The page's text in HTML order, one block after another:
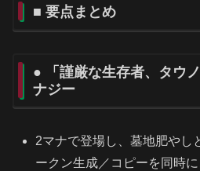
■ 要点まとめ
● 「謹厳な生存者、タウ
ナジー
2マナで登場し、墓地肥やし
ークン生成／コピーを同時に